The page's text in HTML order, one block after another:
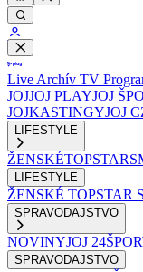
Live Archív TV
JOJJOJ PLAYJOJ
JOJKASTINGYJOJ
LIFESTYLE
ŽENSKÉTOPSTAR
LIFESTYLE
ŽENSKÉ TOPSTAR
SPRAVODAJSTVO
NOVINYJOJ 24
SPRAVODAJSTVO